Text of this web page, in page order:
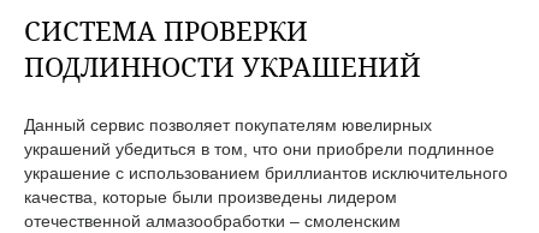
СИСТЕМА ПРОВЕРКИ
ПОДЛИННОСТИ УКРАШЕНИЙ
Данный сервис позволяет покупателям ювелирных
украшений убедиться в том, что они приобрели подлинное
украшение с использованием бриллиантов исключительного
качества, которые были произведены лидером
отечественной алмазообработки – смоленским